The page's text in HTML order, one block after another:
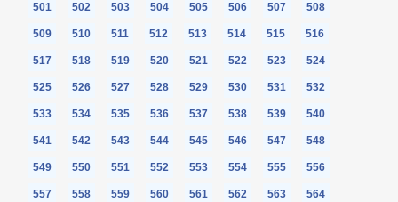
501 502 503 504 505 506 507 508
509 510 511 512 513 514 515 516
517 518 519 520 521 522 523 524
525 526 527 528 529 530 531 532
533 534 535 536 537 538 539 540
541 542 543 544 545 546 547 548
549 550 551 552 553 554 555 556
557 558 559 560 561 562 563 564